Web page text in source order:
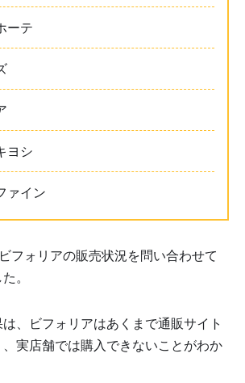
ーテ
ヨシ
ァイン
フォリアの販売状況を問い合わせて
。
、ビフォリアはあくまで通販サイト
実店舗では購入できないことがわか